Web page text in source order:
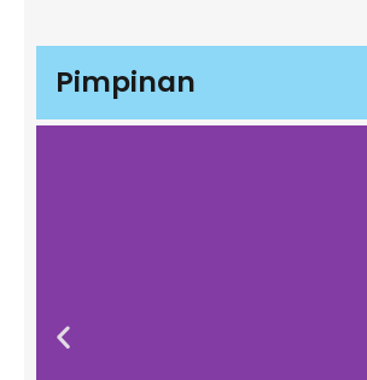
Pimpinan